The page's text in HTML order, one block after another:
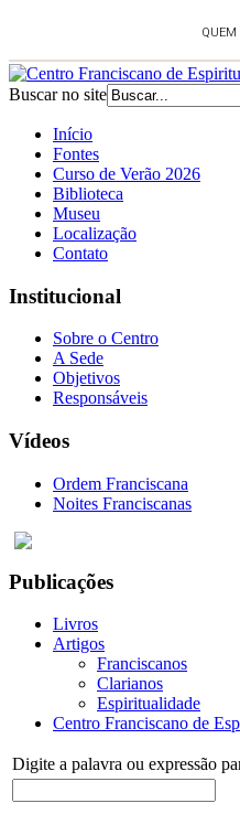
Buscar no site
Início
Fontes
Curso de Verão 2026
Biblioteca
Museu
Localização
Contato
Institucional
Sobre o Centro
A Sede
Objetivos
Responsáveis
Vídeos
Ordem Franciscana
Noites Franciscanas
Publicações
Livros
Artigos
Franciscanos
Clarianos
Espiritualidade
Centro Franciscano de
Digite a palavra ou expressão